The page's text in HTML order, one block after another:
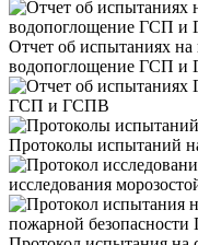
Отчет об испытаниях на
водопоглощение ГСП
ГСП и ГСПВ
Протоколы испытаний
исследования